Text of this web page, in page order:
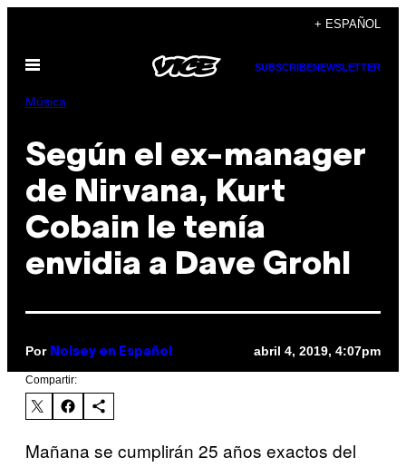
contenido
+ ESPAÑOL
Abrir
SUBSCRIBENEWSLETTER
Música
Según el ex-manager
de Nirvana, Kurt
Cobain le tenía
envidia a Dave Grohl
Por Noisey en Español abril 4, 2019, 4:07pm
Compartir:
Mañana se cumplirán 25 años exactos del